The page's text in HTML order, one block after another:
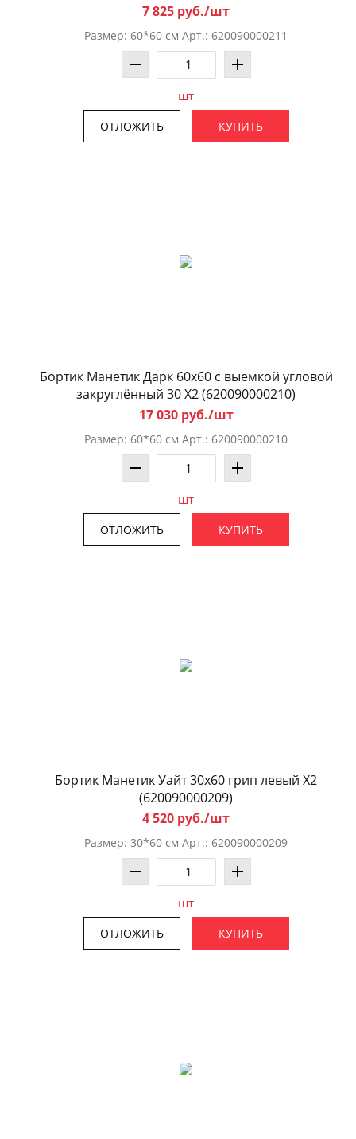
7 825 руб./шт
Размер: 60*60 см Арт.: 620090000211
шт
ОТЛОЖИТЬ КУПИТЬ
Бортик Манетик Дарк 60x60 с выемкой угловой
закруглённый 30 X2 (620090000210)
17 030 руб./шт
Размер: 60*60 см Арт.: 620090000210
шт
ОТЛОЖИТЬ КУПИТЬ
Бортик Манетик Уайт 30x60 грип левый X2
(620090000209)
4 520 руб./шт
Размер: 30*60 см Арт.: 620090000209
шт
ОТЛОЖИТЬ КУПИТЬ